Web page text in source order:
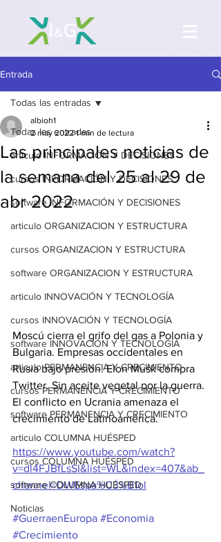
Entrada
Todas las entradas
articulo INFORMACIÓN Y DECISIONES
cursos INFORMACIÓN Y DECISIONES
software INFORMACIÓN Y DECISIONES
articulo ORGANIZACION Y ESTRUCTURA
cursos ORGANIZACION Y ESTRUCTURA
software ORGANIZACION Y ESTRUCTURA
articulo INNOVACIÓN Y TECNOLOGÍA
cursos INNOVACIÓN Y TECNOLOGÍA
software INNOVACIÓN Y TECNOLOGÍA
articulo PERMANENCIA Y CRECIMIENTO
cursos PERMANENCIA Y CRECIMIENTO
software PERMANENCIA Y CRECIMIENTO
articulo COLUMNA HUÉSPED
cursos COLUMNA HUÉSPED
software COLUMNA HUÉSPED
Noticias
Todas las entradas
Las principales noticias de
la semana del 25 al 29 de
abr 2022
albioh1
2 may 2022 1 min de lectura
Moscú cierra el grifo del gas a Polonia y
Bulgaria. Empresas occidentales en
Rusia bajo presión. Elon Musk compra
Twitter. Sin aceite vegetal por la guerra.
El conflicto en Ucrania amenaza el
crecimiento de Latinoamérica.
https://www.youtube.com/watch?
v=dl4FJBfLsSI&list=WL&index=407&ab_
channel=DWEspa%C3%B1ol
#GuerraenEuropa #Economia
#Crecimiento